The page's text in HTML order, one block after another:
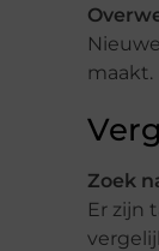
Zoek
Er zijn